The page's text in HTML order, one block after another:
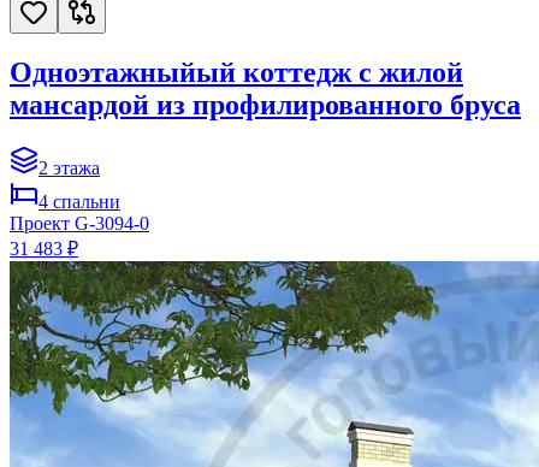
Одноэтажныйый коттедж с жилой
мансардой из профилированного бруса
2 этажа
4 спальни
Проект G-3094-0
31 483 ₽